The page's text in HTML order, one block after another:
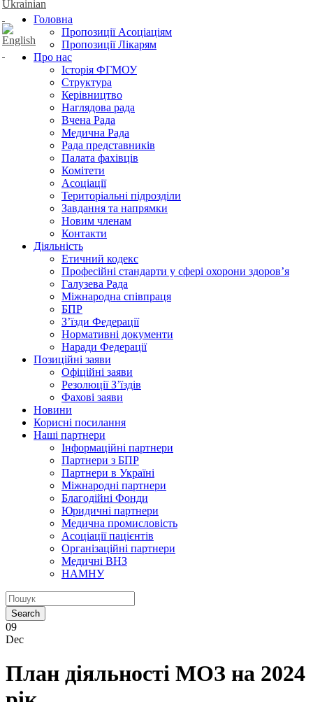
Головна
Пропозиції Асоціаціям
Пропозиції Лікарям
Про нас
Історія ФГМОУ
Структура
Керівництво
Наглядова рада
Вчена Рада
Медична Рада
Рада представників
Палата фахівців
Комітети
Асоціації
Територіальні підрозділи
Завдання та напрямки
Новим членам
Контакти
Діяльність
Етичний кодекс
Професійні стандарти у сфері охорони здоров’я
Галузева Рада
Міжнародна співпраця
БПР
З’їзди Федерації
Нормативні документи
Наради Федерації
Позиційні заяви
Офіційні заяви
Резолюції З’їздів
Фахові заяви
Новини
Корисні посилання
Наші партнери
Інформаційні партнери
Партнери з БПР
Партнери в Україні
Міжнародні партнери
Благодійні Фонди
Юридичні партнери
Медична промисловість
Асоціації пацієнтів
Організаційні партнери
Медичні ВНЗ
НАМНУ
09
Dec
План діяльності МОЗ на 2024